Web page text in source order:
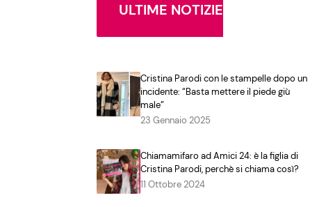
ULTIME NOTIZIE
Cristina Parodi con le stampelle dopo un
incidente: “Basta mettere il piede giù
male”
23 Gennaio 2025
Chiamamifaro ad Amici 24: è la figlia di
Cristina Parodi, perchè si chiama così?
11 Ottobre 2024